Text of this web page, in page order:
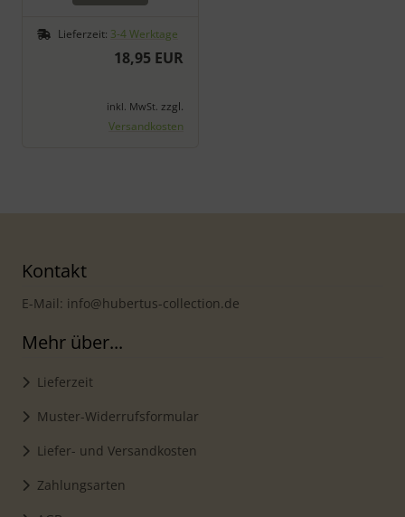
Lieferzeit: 3-4 Werktage
18,95 EUR
inkl. MwSt. zzgl.
Versandkosten
Kontakt
E-Mail: info@hubertus-collection.de
Mehr über...
Lieferzeit
Muster-Widerrufsformular
Liefer- und Versandkosten
Zahlungsarten